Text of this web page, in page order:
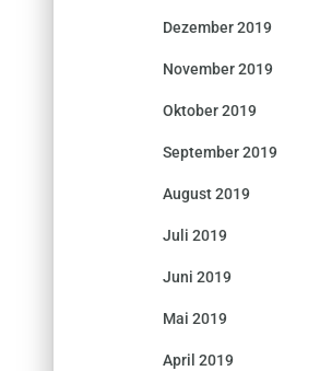
Dezember 2019
November 2019
Oktober 2019
September 2019
August 2019
Juli 2019
Juni 2019
Mai 2019
April 2019